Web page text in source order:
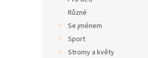
Různé
Se jménem
Sport
Stromy a květy